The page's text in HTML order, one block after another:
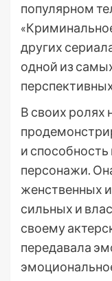
популярном
других
одной из
В своих ролях
и способность
персонажи.
женственных
сильных и
своему
передавала